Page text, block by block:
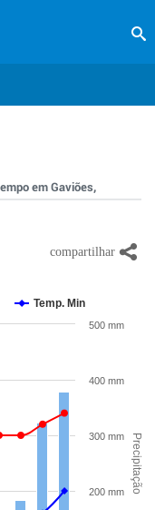
em Gaviões,
Precipitação
Temp. Min
200 mm
300 mm
400 mm
500 mm